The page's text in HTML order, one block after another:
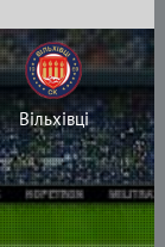
Вільхівці